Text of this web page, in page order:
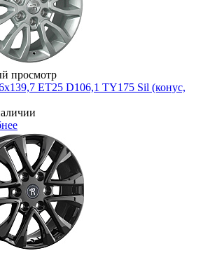
просмотр
ET25 D106,1 TY175 Sil (конус,